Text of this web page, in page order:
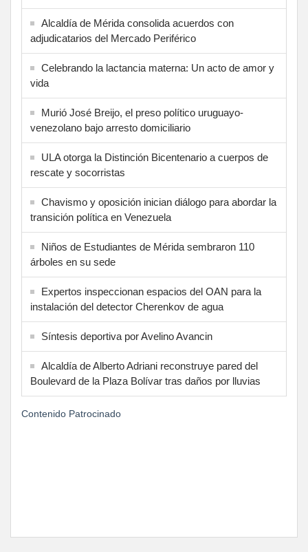
Alcaldía de Mérida consolida acuerdos con
adjudicatarios del Mercado Periférico
Celebrando la lactancia materna: Un acto de amor y
vida
Murió José Breijo, el preso político uruguayo-
venezolano bajo arresto domiciliario
ULA otorga la Distinción Bicentenario a cuerpos de
rescate y socorristas
Chavismo y oposición inician diálogo para abordar la
transición política en Venezuela
Niños de Estudiantes de Mérida sembraron 110
árboles en su sede
Expertos inspeccionan espacios del OAN para la
instalación del detector Cherenkov de agua
Síntesis deportiva por Avelino Avancin
Alcaldía de Alberto Adriani reconstruye pared del
Boulevard de la Plaza Bolívar tras daños por lluvias
Contenido Patrocinado